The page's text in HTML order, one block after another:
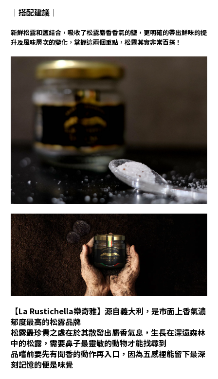
｜搭配建議｜
新鮮松露和鹽結合，吸收了松露麝香香氣的鹽，更明確的帶出鮮味的提
升及風味層次的變化，掌握這兩個重點，松露其實非常百搭！
【La Rustichella樂奇雅】源自義大利， 是市面上香氣濃
郁度最高的松露品牌
松露最珍貴之處在於其散發出麝香氣息， 生長在深遠森林
中的松露，需要鼻子最靈敏的動物才能找尋到
品嚐前要先有聞香的動作再入口， 因為五感裡能留下最深
刻記憶的便是味覺